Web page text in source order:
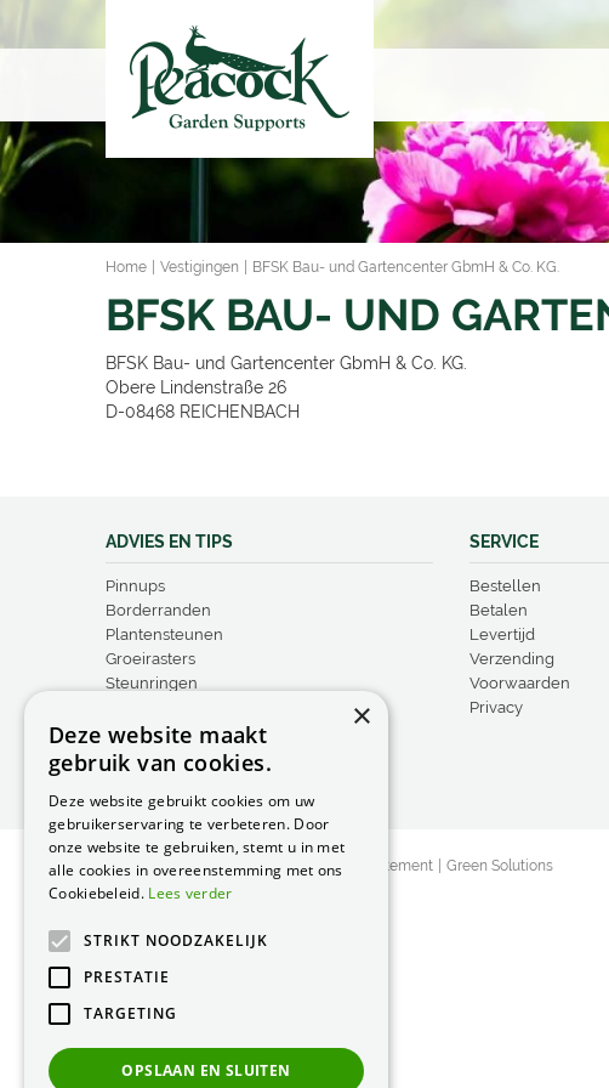
Home Vestigingen BFSK Bau- und Gartencenter GbmH & Co. KG.
BFSK BAU- UND
BFSK Bau- und Gartencenter GbmH & Co. KG.
Obere Lindenstraße 26
D-08468 REICHENBACH
ADVIES EN TIPS
Pinnups
Borderranden
Plantensteunen
Groeirasters
Steunringen
SERVICE
Bestellen
Betalen
Levertijd
Verzending
Voorwaarden
Privacy
© Peacock Garden Supports Privacy Statement Green Solutions
×
Deze website maakt
gebruik van cookies.
Deze website gebruikt cookies om uw
gebruikerservaring te verbeteren. Door
onze website te gebruiken, stemt u in met
alle cookies in overeenstemming met ons
Cookiebeleid. Lees verder
STRIKT NOODZAKELIJK
PRESTATIE
TARGETING
OPSLAAN EN SLUITEN